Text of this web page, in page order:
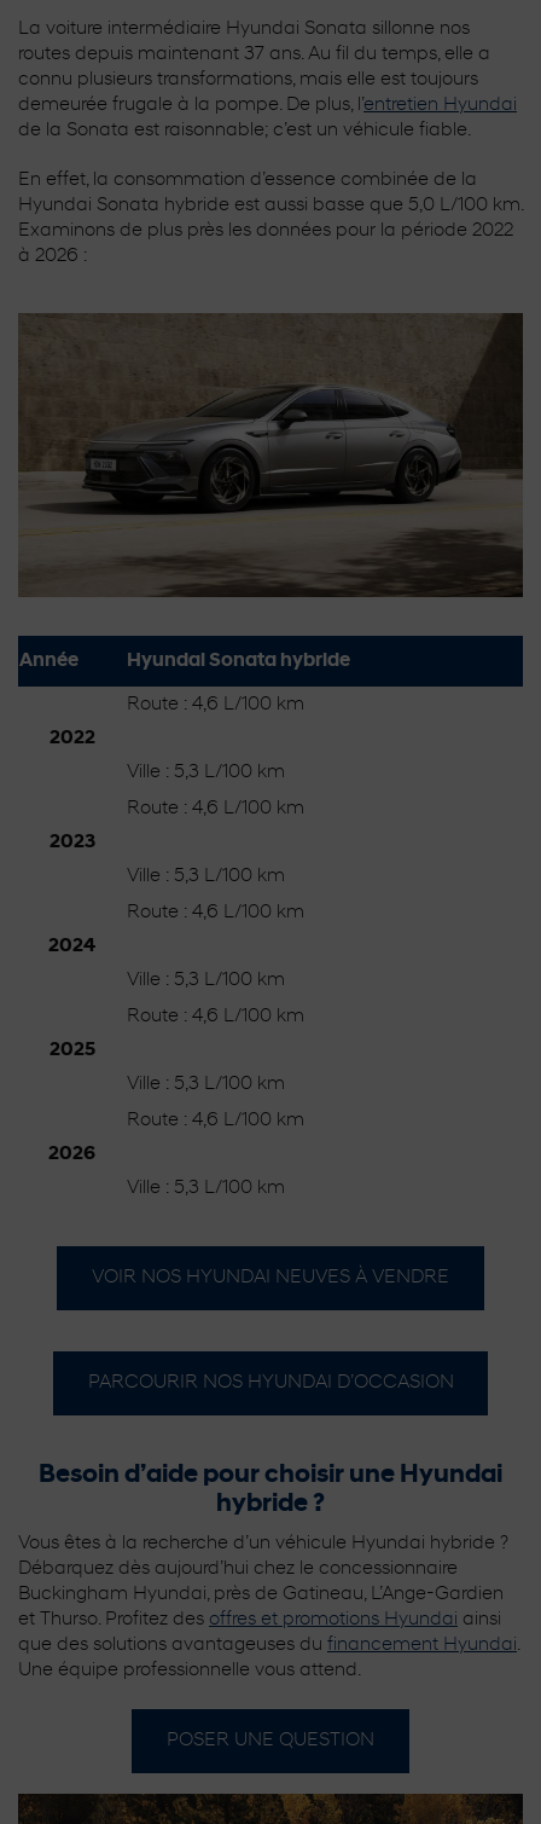
La voiture intermédiaire Hyundai Sonata sillonne nos
routes depuis maintenant 37 ans. Au fil du temps, elle a
connu plusieurs transformations, mais elle est toujours
demeurée frugale à la pompe. De plus, l’entretien Hyundai
de la Sonata est raisonnable; c’est un véhicule fiable.
En effet, la consommation d’essence combinée de la
Hyundai Sonata hybride est aussi basse que 5,0 L/100 km.
Examinons de plus près les données pour la période 2022
à 2026 :
Année Hyundai Sonata hybride
2022
Route : 4,6 L/100 km
Ville : 5,3 L/100 km
2023
Route : 4,6 L/100 km
Ville : 5,3 L/100 km
2024
Route : 4,6 L/100 km
Ville : 5,3 L/100 km
2025
Route : 4,6 L/100 km
Ville : 5,3 L/100 km
2026
Route : 4,6 L/100 km
Ville : 5,3 L/100 km
VOIR NOS HYUNDAI NEUVES À VENDRE
PARCOURIR NOS HYUNDAI D’OCCASION
Besoin d’aide pour choisir une Hyundai
hybride ?
Vous êtes à la recherche d’un véhicule Hyundai hybride ?
Débarquez dès aujourd’hui chez le concessionnaire
Buckingham Hyundai, près de Gatineau, L’Ange-Gardien
et Thurso. Profitez des offres et promotions Hyundai ainsi
que des solutions avantageuses du financement Hyundai.
Une équipe professionnelle vous attend.
POSER UNE QUESTION